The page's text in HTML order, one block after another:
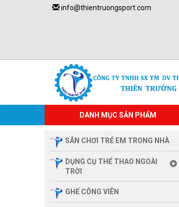
info@thientruongsport.com
DANH MỤC SẢN PHẨM
SÂN CHƠI TRẺ EM TRONG NHÀ
DỤNG CỤ THỂ THAO NGOÀI
TRỜI
GHẾ CÔNG VIÊN